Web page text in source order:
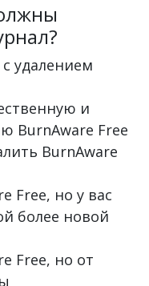
удалением
и
BurnAware Free
BurnAware
Free, но у вас
более новой
Free, но от